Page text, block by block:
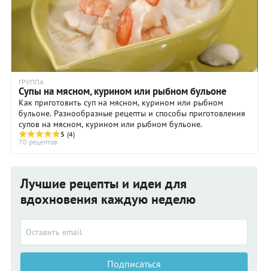
ГРУППА
Супы на мясном, курином или рыбном бульоне
Как приготовить суп на мясном, курином или рыбном
бульоне. Разнообразные рецепты и способы приготовления
супов на мясном, курином или рыбном бульоне.
5 (4)
70 рецептов
Лучшие рецепты и идеи для
вдохновения каждую неделю
Подписаться